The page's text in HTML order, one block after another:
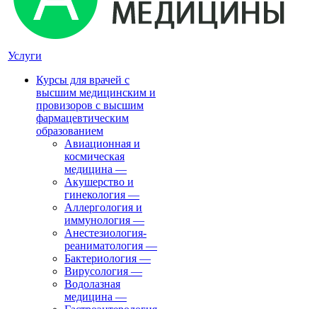
Услуги
Курсы для врачей с
высшим медицинским и
провизоров с высшим
фармацевтическим
образованием
Авиационная и
космическая
медицина —
Акушерство и
гинекология —
Аллергология и
иммунология —
Анестезиология-
реаниматология —
Бактериология —
Вирусология —
Водолазная
медицина —